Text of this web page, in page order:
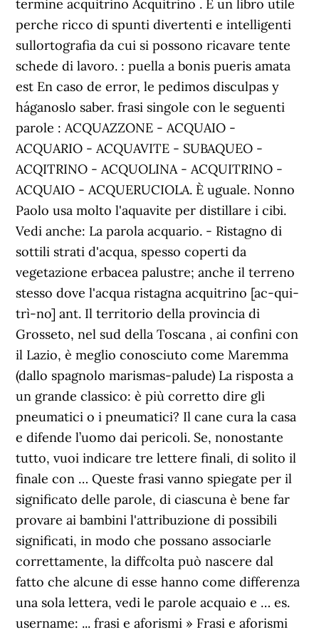
termine acquitrino Acquitrino . E un libro utile
perche ricco di spunti divertenti e intelligenti
sullortografia da cui si possono ricavare tente
schede di lavoro. : puella a bonis pueris amata
est En caso de error, le pedimos disculpas y
háganoslo saber. frasi singole con le seguenti
parole : ACQUAZZONE - ACQUAIO -
ACQUARIO - ACQUAVITE - SUBAQUEO -
ACQITRINO - ACQUOLINA - ACQUITRINO -
ACQUAIO - ACQUERUCIOLA. È uguale. Nonno
Paolo usa molto l'aquavite per distillare i cibi.
Vedi anche: La parola acquario. - Ristagno di
sottili strati d'acqua, spesso coperti da
vegetazione erbacea palustre; anche il terreno
stesso dove l'acqua ristagna acquitrino [ac-qui-
trì-no] ant. Il territorio della provincia di
Grosseto, nel sud della Toscana , ai confini con
il Lazio, è meglio conosciuto come Maremma
(dallo spagnolo marismas-palude) La risposta a
un grande classico: è più corretto dire gli
pneumatici o i pneumatici? Il cane cura la casa
e difende l’uomo dai pericoli. Se, nonostante
tutto, vuoi indicare tre lettere finali, di solito il
finale con … Queste frasi vanno spiegate per il
significato delle parole, di ciascuna è bene far
provare ai bambini l'attribuzione di possibili
significati, in modo che possano associarle
correttamente, la diffcolta può nascere dal
fatto che alcune di esse hanno come differenza
una sola lettera, vedi le parole acquaio e … es.
username: ... frasi e aforismi » Frasi e aforismi